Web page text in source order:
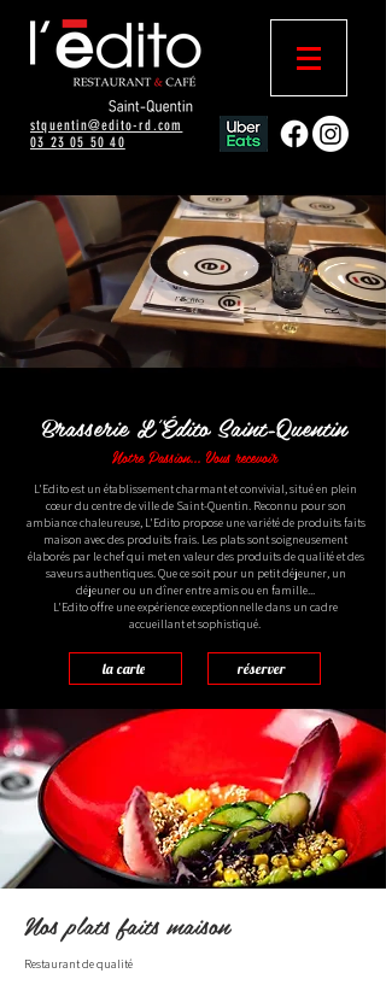
stquentin@edito-rd.com​
03 23 05 50 40
Brasserie L'Édito Saint-Quentin
Notre Passion... Vous recevoir
L'Edito est un établissement charmant et convivial, situé en plein
cœur du centre de ville de Saint-Quentin. Reconnu pour son
ambiance chaleureuse, L'Edito propose une variété de produits faits
maison avec des produits frais. Les plats sont soigneusement
élaborés par le chef qui met en valeur des produits de qualité et des
saveurs authentiques. Que ce soit pour un petit déjeuner, un
déjeuner ou un dîner entre amis ou en famille...
L'Edito offre une expérience exceptionnelle dans un cadre
accueillant et sophistiqué.
la carte réserver
Nos plats faits maison
Restaurant de qualité